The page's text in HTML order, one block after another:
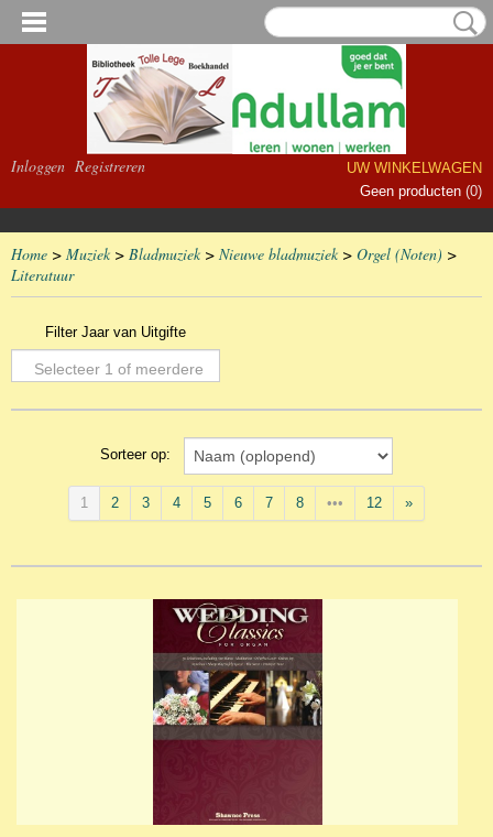
Inloggen Registreren
UW WINKELWAGEN
Geen producten (0)
Home > Muziek> Bladmuziek> Nieuwe bladmuziek> Orgel (Noten) >
Literatuur
Filter Jaar van Uitgifte
Selecteer 1 of meerdere
Sorteer op:
1 2 3 4 5 6 7 8 ••• 12 »